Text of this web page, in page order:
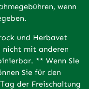
wenn
und Herbavet
nicht mit anderen
** Wenn Sie
Sie für den
der Freischaltung